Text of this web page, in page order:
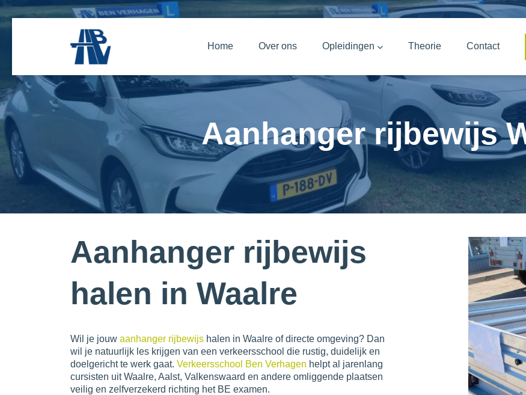
Home Over ons Opleidingen Theorie Contact
Aanhanger rijbewijs
Aanhanger rijbewijs
halen in Waalre
Wil je jouw aanhanger rijbewijs halen in Waalre of directe omgeving? Dan
wil je natuurlijk les krijgen van een verkeersschool die rustig, duidelijk en
doelgericht te werk gaat. Verkeersschool Ben Verhagen helpt al jarenlang
cursisten uit Waalre, Aalst, Valkenswaard en andere omliggende plaatsen
veilig en zelfverzekerd richting het BE examen.